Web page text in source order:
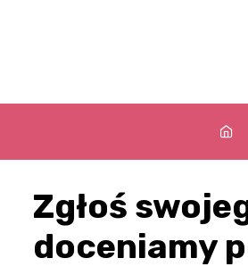
Zgłoś
doceniamy